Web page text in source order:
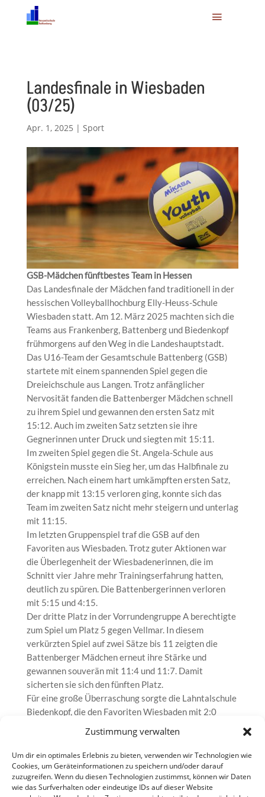
Zustimmung verwalten
Um dir ein optimales Erlebnis zu bieten, verwenden wir Technologien wie
Cookies, um Geräteinformationen zu speichern und/oder darauf
zuzugreifen. Wenn du diesen Technologien zustimmst, können wir Daten
wie das Surfverhalten oder eindeutige IDs auf dieser Website
Landesfinale in Wiesbaden
(03/25)
Apr. 1, 2025 | Sport
GSB-Mädchen fünftbestes Team in Hessen
Das Landesfinale der Mädchen fand traditionell in der
hessischen Volleyballhochburg Elly-Heuss-Schule
Wiesbaden statt. Am 12. März 2025 machten sich die
Teams aus Frankenberg, Battenberg und Biedenkopf
frühmorgens auf den Weg in die Landeshauptstadt.
Das U16-Team der Gesamtschule Battenberg (GSB)
startete mit einem spannenden Spiel gegen die
Dreieichschule aus Langen. Trotz anfänglicher
Nervosität fanden die Battenberger Mädchen schnell
zu ihrem Spiel und gewannen den ersten Satz mit
15:12. Auch im zweiten Satz setzten sie ihre
Gegnerinnen unter Druck und siegten mit 15:11.
Im zweiten Spiel gegen die St. Angela-Schule aus
Königstein musste ein Sieg her, um das Halbfinale zu
erreichen. Nach einem hart umkämpften ersten Satz,
der knapp mit 13:15 verloren ging, konnte sich das
Team im zweiten Satz nicht mehr steigern und unterlag
mit 11:15.
Im letzten Gruppenspiel traf die GSB auf den
Favoriten aus Wiesbaden. Trotz guter Aktionen war
die Überlegenheit der Wiesbadenerinnen, die im
Schnitt vier Jahre mehr Trainingserfahrung hatten,
deutlich zu spüren. Die Battenbergerinnen verloren
mit 5:15 und 4:15.
Der dritte Platz in der Vorrundengruppe A berechtigte
zum Spiel um Platz 5 gegen Vellmar. In diesem
verkürzten Spiel auf zwei Sätze bis 11 zeigten die
Battenberger Mädchen erneut ihre Stärke und
gewannen souverän mit 11:4 und 11:7. Damit
sicherten sie sich den fünften Platz.
Für eine große Überraschung sorgte die Lahntalschule
Biedenkopf, die den Favoriten Wiesbaden mit 2:0
besiegte und sich somit für das Bundesfinale im Mai in
Berlin qualifizierte. Herzlichen Glückwunsch an alle
Teams für ihre herausragenden Leistungen!
Armin Kreutz